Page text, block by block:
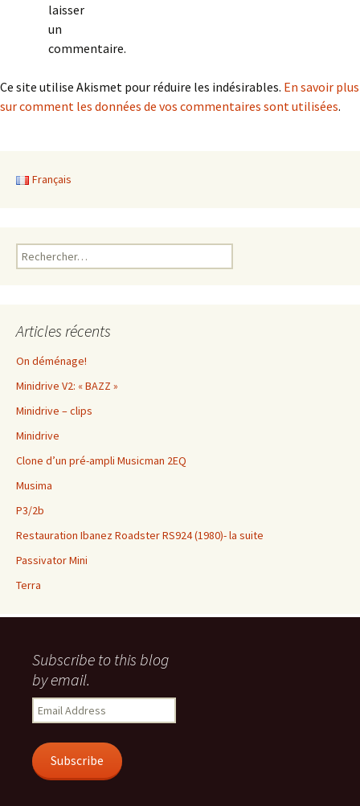
laisser
un
commentaire.
Ce site utilise Akismet pour réduire les indésirables. En savoir plus
sur comment les données de vos commentaires sont utilisées.
Français
Rechercher :
Articles récents
On déménage!
Minidrive V2: « BAZZ »
Minidrive – clips
Minidrive
Clone d’un pré-ampli Musicman 2EQ
Musima
P3/2b
Restauration Ibanez Roadster RS924 (1980)- la suite
Passivator Mini
Terra
Subscribe to this blog
by email.
Email
Address
Subscribe